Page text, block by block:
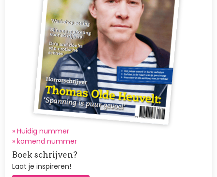
» Huidig nummer
» komend nummer
Boek schrijven?
Laat je inspireren!